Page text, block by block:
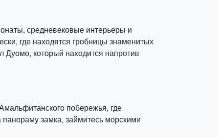
средневековые интерьеры и
где находятся гробницы знаменитых
Дуомо, который находится напротив
побережья, где
замка, займитесь морскими